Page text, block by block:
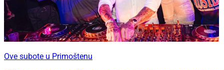
Ove subote u Primoštenu